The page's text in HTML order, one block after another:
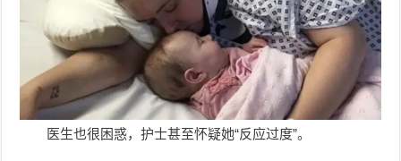
医生也很困惑，护士甚至怀疑她“反应过度”。